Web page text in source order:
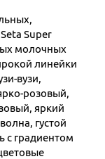
Super
молочных
линейки
вузи,
розовый,
яркий
густой
с градиентом